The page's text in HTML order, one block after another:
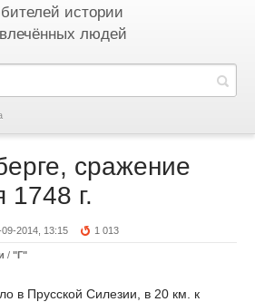
истории
людей
сражение
1748 г.
09-2014, 13:15 1 013
/ "Г"
в Прусской Силезии, в 20 км. к